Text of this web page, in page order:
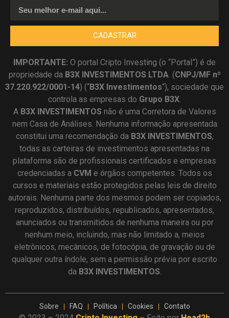
CADASTRAR
IMPORTANTE: O portal Cripto Investing (o “Portal”) é de
propriedade da B3X INVESTIMENTOS LTDA. (CNPJ/MF nº
37.220.922/0001-14) (“B3X Investimentos“), sociedade que
controla as empresas do Grupo B3X.
A B3X INVESTIMENTOS não é uma Corretora de Valores
nem Casa de Análises. Nenhuma informação apresentada
constitui uma recomendação da B3X INVESTIMENTOS,
todas as carteiras de investimentos apresentadas na
plataforma são de profissionais certificados e empresas
credenciadas a CVM e órgãos competentes. Todos os
cursos e materiais estão protegidos pelas leis de direito
autorais. Nenhuma parte dos mesmos podem ser copiados,
reproduzidos, distribuídos, republicados, apresentados,
anunciados ou transmitidos de nenhuma maneira ou por
nenhum meio, incluindo, mas não limitado a, meios
eletrônicos, mecânicos, de fotocópia, de gravação ou de
qualquer outra índole, sem a permissão prévia por escrito
da B3X INVESTIMENTOS.
Sobre FAQ Política Cookies Contato